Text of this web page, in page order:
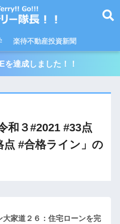
楽待不動産投資新聞
を達成しました！！
和３#2021 #33点
点 #合格ライン」の
大家道２６：住宅ローンを完